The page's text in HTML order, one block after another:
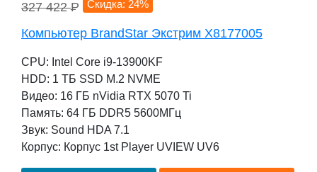
327 422P Скидка: 24%
Компьютер BrandStar Экстрим X8177005
CPU: Intel Core i9-13900KF
HDD: 1 TБ SSD M.2 NVME
Видео: 16 ГБ nVidia RTX 5070 Ti
Память: 64 ГБ DDR5 5600МГц
Звук: Sound HDA 7.1
Корпус: Корпус 1st Player UVIEW UV6